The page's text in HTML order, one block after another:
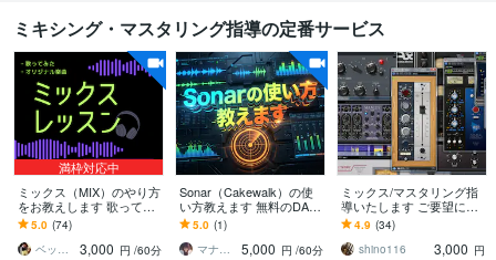
ミキシング・マスタリング指導の定番サービス
満枠対応中
ミックス（MIX）のやり方
をお教えします 歌ってみ
たの制作をしたい方大歓
迎！Cubaseも教えます
5.0 (74)
ベッチー Betzzy
3,000 円 /60分
Sonar（Cakewalk）の使
い方教えます 無料のDAW
で歌ってみたを作ってみ
たい方に
5.0 (1)
マナツP Studio72°
5,000 円 /60分
ミックス/マスタリング指
導いたします ご要望に合
わせ、様々なご希望に応
えます
4.9 (34)
shino116
3,000 円